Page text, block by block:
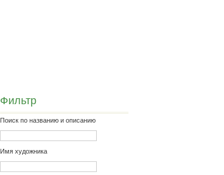
Фильтр
Поиск по названию и описанию
Имя художника